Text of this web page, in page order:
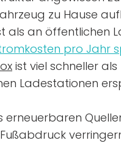
zu Hause
als an öffentlichen
pro Jahr
ist viel schneller
Ladestationen
erneuerbaren